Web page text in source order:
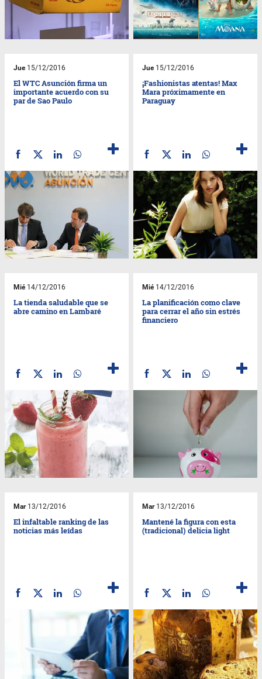
Jue15/12/2016
El WTC Asunción firma un
importante acuerdo con su
par de Sao Paulo
Jue15/12/2016
¡Fashionistas atentas! Max
Mara próximamente en
Paraguay
Mié14/12/2016
La tienda saludable que se
abre camino en Lambaré
Mié14/12/2016
La planificación como clave
para cerrar el año sin estrés
financiero
Mar13/12/2016
El infaltable ranking de las
noticias más leídas
Mar13/12/2016
Mantené la figura con esta
(tradicional) delicia light